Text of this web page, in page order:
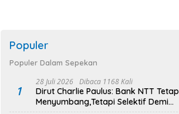
Populer
Populer Dalam Sepekan
1
28 Juli 2026 Dibaca 1168 Kali
Dirut Charlie Paulus: Bank NTT Tetap
Menyumbang,Tetapi Selektif Demi